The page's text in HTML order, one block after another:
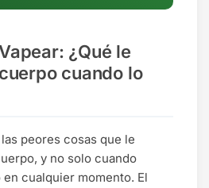
¿Qué le
cuando lo
peores cosas que le
y no solo cuando
cualquier momento. El